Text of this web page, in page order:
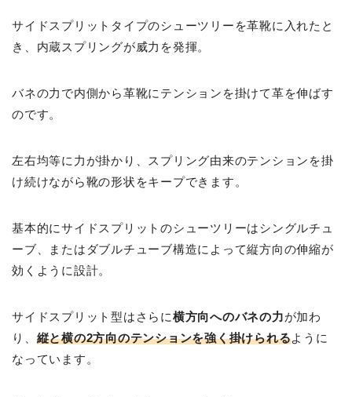
サイドスプリットタイプのシューツリーを革靴に入れたと
き、内蔵スプリングが威力を発揮。
バネの力で内側から革靴にテンションを掛けて革を伸ばす
のです。
左右均等に力が掛かり、スプリング由来のテンションを掛
け続けながら靴の形状をキープできます。
基本的にサイドスプリットのシューツリーはシングルチュ
ーブ、またはダブルチューブ構造によって縦方向の伸縮が
効くように設計。
サイドスプリット型はさらに横方向へのバネの力が加わ
り、 縦と横の2方向のテンションを強く掛けられるように
なっています。